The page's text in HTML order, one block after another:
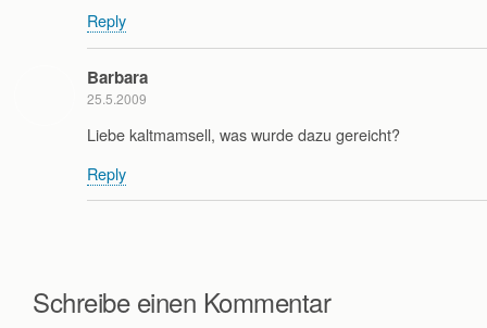
Reply
Barbara
25.5.2009
Liebe kaltmamsell, was wurde dazu gereicht?
Reply
Schreibe einen Kommentar